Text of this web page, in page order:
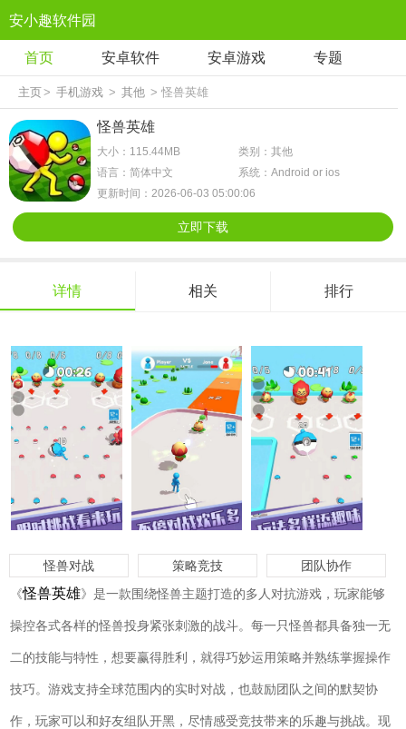
安小趣软件园
首页 安卓软件 安卓游戏 专题
主页> 手机游戏 > 其他 > 怪兽英雄
怪兽英雄
大小：115.44MB
类别：其他
语言：简体中文
系统：Android or ios
更新时间：2026-06-03 05:00:06
立即下载
详情 相关 排行
怪兽对战 策略竞技
团队协作
《怪兽英雄》是一款围绕怪兽主题打造的多人对抗游戏，玩家能够
操控各式各样的怪兽投身紧张刺激的战斗。每一只怪兽都具备独一无
二的技能与特性，想要赢得胜利，就得巧妙运用策略并熟练掌握操作
技巧。游戏支持全球范围内的实时对战，也鼓励团队之间的默契协
作，玩家可以和好友组队开黑，尽情感受竞技带来的乐趣与挑战。现